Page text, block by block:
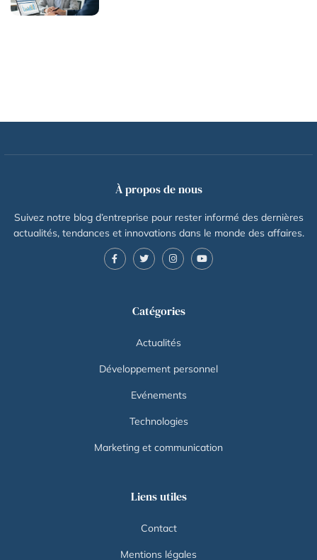
À propos de nous
Suivez notre blog d’entreprise pour rester informé des dernières
actualités, tendances et innovations dans le monde des affaires.
Catégories
Actualités
Développement personnel
Evénements
Technologies
Marketing et communication
Liens utiles
Contact
Mentions légales